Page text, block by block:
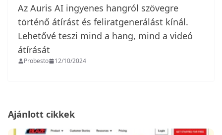
Az Auris AI ingyenes hangról szövegre
történő átírást és feliratgenerálást kínál.
Lehetővé teszi mind a hang, mind a videó
átírását
Probesto 12/10/2024
Ajánlott cikkek